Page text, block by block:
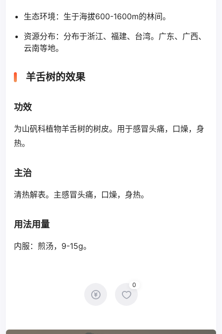
生态环境：生于海拔600-1600m的林间。
资源分布：分布于浙江、福建、台湾。广东、广西、
云南等地。
羊舌树的效果
功效
为山矾科植物羊舌树的树皮。用于感冒头痛，口燥，身
热。
主治
清热解表。主感冒头痛，口燥，身热。
用法用量
内服：煎汤，9-15g。
0